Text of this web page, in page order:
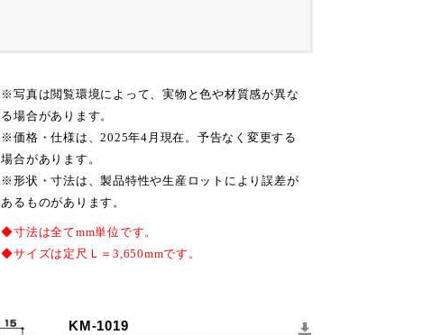
※写真は閲覧環境によって、実物と色や材質感が異な
る場合があります。
※価格・仕様は、2025年4月現在。予告なく変更する
場合があります。
※形状・寸法は、製品特性や生産ロットにより誤差が
あるものがあります。
◆寸法は全てmm単位です。
◆サイズは定尺Ｌ＝3,650mmです。
KM-1019